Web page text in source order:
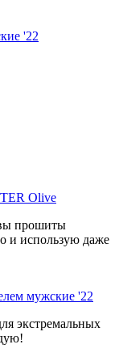
'22
Olive
прошиты
и использую даже
мужские '22
экстремальных